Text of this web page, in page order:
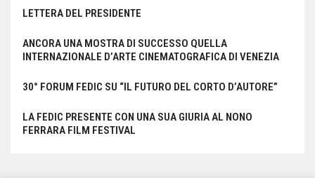
LETTERA DEL PRESIDENTE
ANCORA UNA MOSTRA DI SUCCESSO QUELLA
INTERNAZIONALE D’ARTE CINEMATOGRAFICA DI VENEZIA
30° FORUM FEDIC SU “IL FUTURO DEL CORTO D’AUTORE”
LA FEDIC PRESENTE CON UNA SUA GIURIA AL NONO
FERRARA FILM FESTIVAL